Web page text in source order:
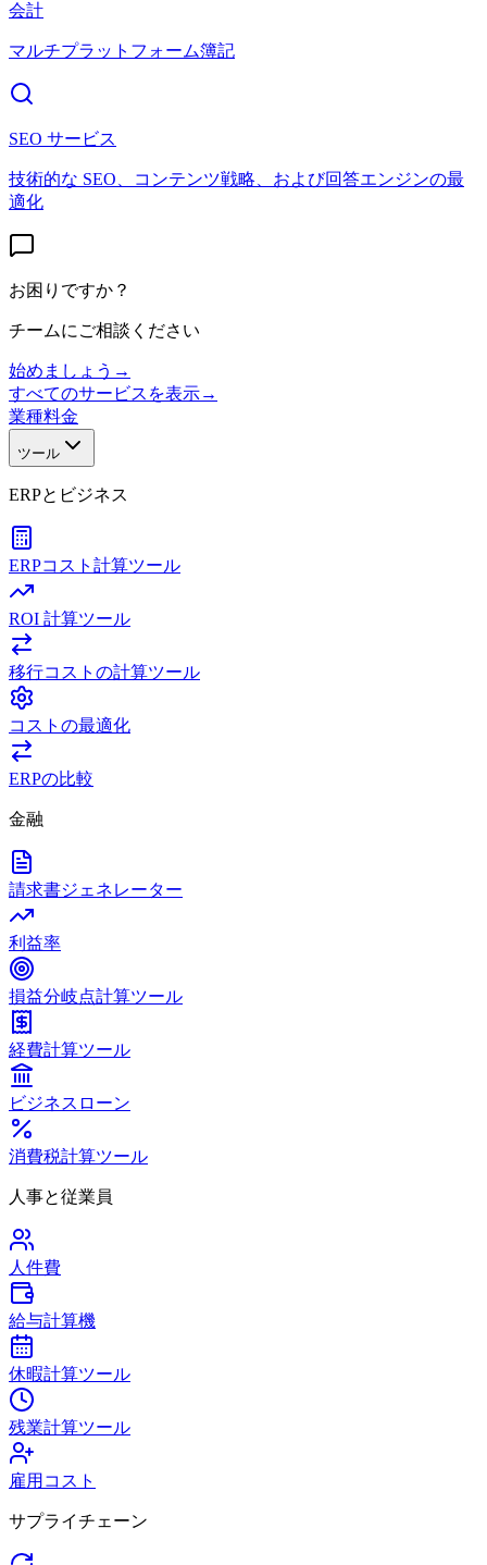
会計
マルチプラットフォーム簿記
SEO サービス
技術的な SEO、コンテンツ戦略、および回答エンジンの最
適化
お困りですか？
チームにご相談ください
始めましょう →
すべてのサービスを表示→
業種料金
ツール
ERPとビジネス
ERPコスト計算ツール
ROI 計算ツール
移行コストの計算ツール
コストの最適化
ERPの比較
金融
請求書ジェネレーター
利益率
損益分岐点計算ツール
経費計算ツール
ビジネスローン
消費税計算ツール
人事と従業員
人件費
給与計算機
休暇計算ツール
残業計算ツール
雇用コスト
サプライチェーン